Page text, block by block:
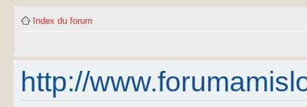
Index du forum
http://